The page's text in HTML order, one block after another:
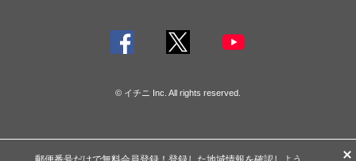
© イチニ Inc. All rights reserved.